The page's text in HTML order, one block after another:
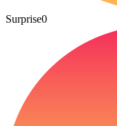
Surprise0